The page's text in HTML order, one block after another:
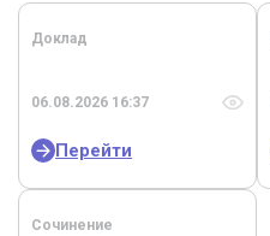
Доклад
06.08.2026 16:37
Перейти
Сочинение